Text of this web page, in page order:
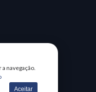
navegação.
Aceitar